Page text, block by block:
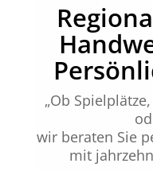
„Ob
wir beraten Sie
mit